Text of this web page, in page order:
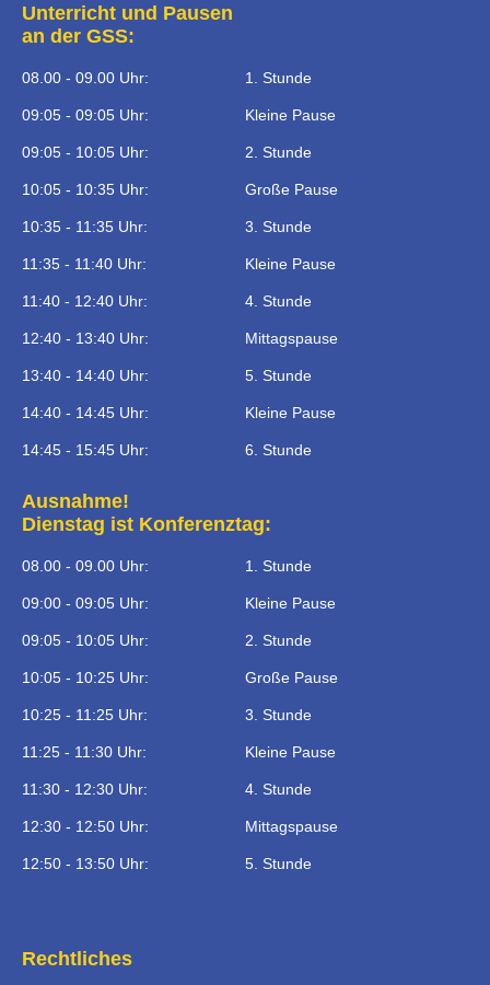
Unterricht und Pausen
an der GSS:
08.00 - 09.00 Uhr: 1. Stunde
09:05 - 09:05 Uhr: Kleine Pause
09:05 - 10:05 Uhr: 2. Stunde
10:05 - 10:35 Uhr: Große Pause
10:35 - 11:35 Uhr: 3. Stunde
11:35 - 11:40 Uhr: Kleine Pause
11:40 - 12:40 Uhr: 4. Stunde
12:40 - 13:40 Uhr: Mittagspause
13:40 - 14:40 Uhr: 5. Stunde
14:40 - 14:45 Uhr: Kleine Pause
14:45 - 15:45 Uhr: 6. Stunde
Ausnahme!
Dienstag ist Konferenztag:
08.00 - 09.00 Uhr: 1. Stunde
09:00 - 09:05 Uhr: Kleine Pause
09:05 - 10:05 Uhr: 2. Stunde
10:05 - 10:25 Uhr: Große Pause
10:25 - 11:25 Uhr: 3. Stunde
11:25 - 11:30 Uhr: Kleine Pause
11:30 - 12:30 Uhr: 4. Stunde
12:30 - 12:50 Uhr: Mittagspause
12:50 - 13:50 Uhr: 5. Stunde
Rechtliches